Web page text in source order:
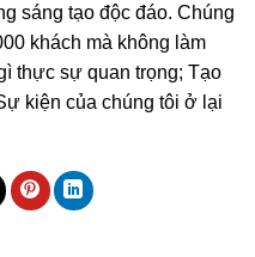
sáng tạo độc đáo. Chúng
khách mà không làm
thực sự quan trọng; Tạo
kiện của chúng tôi ở lại